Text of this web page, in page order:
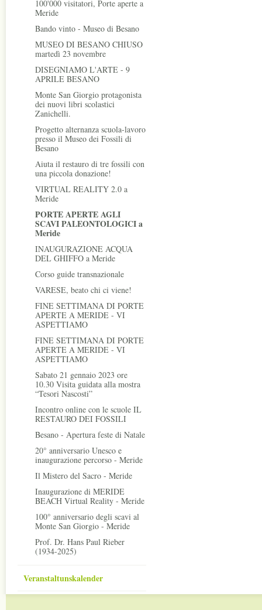
100'000 visitatori, Porte aperte a
Meride
Bando vinto - Museo di Besano
MUSEO DI BESANO CHIUSO
martedì 23 novembre
DISEGNIAMO L'ARTE - 9
APRILE BESANO
Monte San Giorgio protagonista
dei nuovi libri scolastici
Zanichelli.
Progetto alternanza scuola-lavoro
presso il Museo dei Fossili di
Besano
Aiuta il restauro di tre fossili con
una piccola donazione!
VIRTUAL REALITY 2.0 a
Meride
PORTE APERTE AGLI
SCAVI PALEONTOLOGICI a
Meride
INAUGURAZIONE ACQUA
DEL GHIFFO a Meride
Corso guide transnazionale
VARESE, beato chi ci viene!
FINE SETTIMANA DI PORTE
APERTE A MERIDE - VI
ASPETTIAMO
FINE SETTIMANA DI PORTE
APERTE A MERIDE - VI
ASPETTIAMO
Sabato 21 gennaio 2023 ore
10.30 Visita guidata alla mostra
“Tesori Nascosti”
Incontro online con le scuole IL
RESTAURO DEI FOSSILI
Besano - Apertura feste di Natale
20° anniversario Unesco e
inaugurazione percorso - Meride
Il Mistero del Sacro - Meride
Inaugurazione di MERIDE
BEACH Virtual Reality - Meride
100° anniversario degli scavi al
Monte San Giorgio - Meride
Prof. Dr. Hans Paul Rieber
(1934-2025)
Veranstaltunskalender